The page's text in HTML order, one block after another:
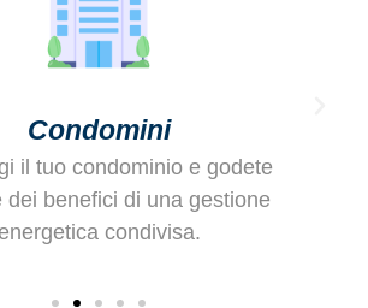
Condomini
il tuo condominio e godete
dei benefici di una gestione
condivisa.